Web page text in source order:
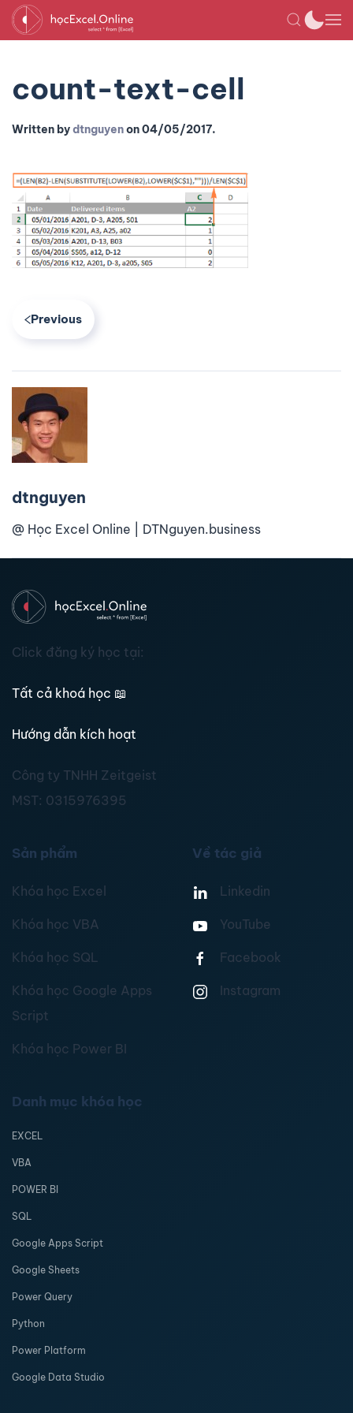
count-text-cell
Written bydtnguyenon04/05/2017.
Previous
dtnguyen
@ Học Excel Online | DTNguyen.business
Click đăng ký học tại:
Tất cả khoá học 📖
Hướng dẫn kích hoạt
Công ty TNHH Zeitgeist
MST: 0315976395
Sản phẩm
Khóa học Excel
Khóa học VBA
Khóa học SQL
Khóa học Google Apps
Script
Khóa học Power BI
Về tác giả
Linkedin
YouTube
Facebook
Instagram
Danh mục khóa học
EXCEL
VBA
POWER BI
SQL
Google Apps Script
Google Sheets
Power Query
Python
Power Platform
Google Data Studio